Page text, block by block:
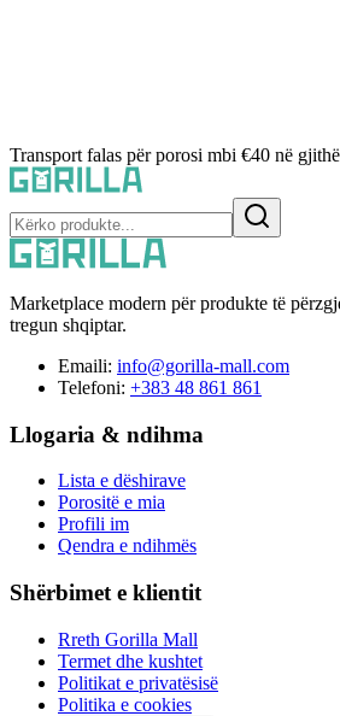
Transport falas për porosi mbi €40 në
Marketplace modern për produkte të
tregun shqiptar.
Emaili: info@gorilla-mall.com
Telefoni: +383 48 861 861
Llogaria & ndihma
Lista e dëshirave
Porositë e mia
Profili im
Qendra e ndihmës
Shërbimet e klientit
Rreth Gorilla Mall
Termet dhe kushtet
Politikat e privatësisë
Politika e cookies